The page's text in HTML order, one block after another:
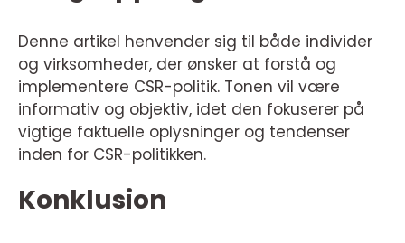
Denne artikel henvender sig til både individer
og virksomheder, der ønsker at forstå og
implementere CSR-politik. Tonen vil være
informativ og objektiv, idet den fokuserer på
vigtige faktuelle oplysninger og tendenser
inden for CSR-politikken.
Konklusion